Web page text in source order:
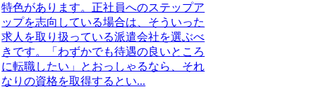
特色があります。正社員へのステップア
ップを志向している場合は、そういった
求人を取り扱っている派遣会社を選ぶべ
きです。「わずかでも待遇の良いところ
に転職したい」とおっしゃるなら、それ
なりの資格を取得するとい...